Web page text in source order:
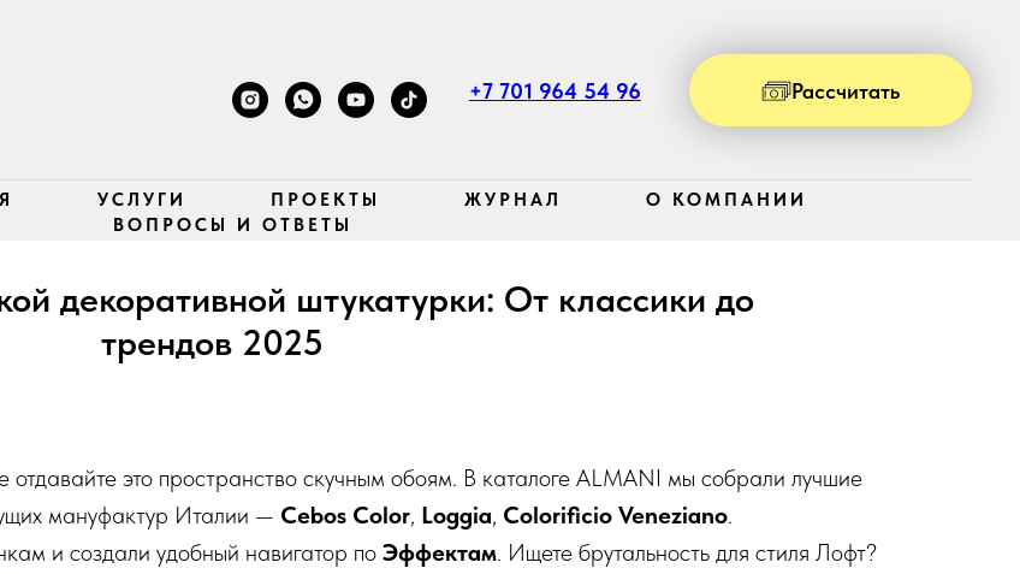
+7 701 964 54 96 Рассчитать
УСЛУГИ ПРОЕКТЫ ЖУРНАЛ
О КОМПАНИИ
ВОПРОСЫ И ОТВЕТЫ
декоративной штукатурки: От классики до
трендов 2025
это пространство скучным обоям. В каталоге ALMANI мы собрали лучшие
мануфактур Италии — Cebos Color, Loggia, Colorificio Veneziano.
и создали удобный навигатор по Эффектам. Ищете брутальность для стиля Лофт?